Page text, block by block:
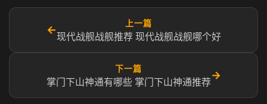
←
上一篇
现代战舰战舰推荐 现代战舰战舰哪个好
下一篇
掌门下山神通有哪些 掌门下山神通推荐
→